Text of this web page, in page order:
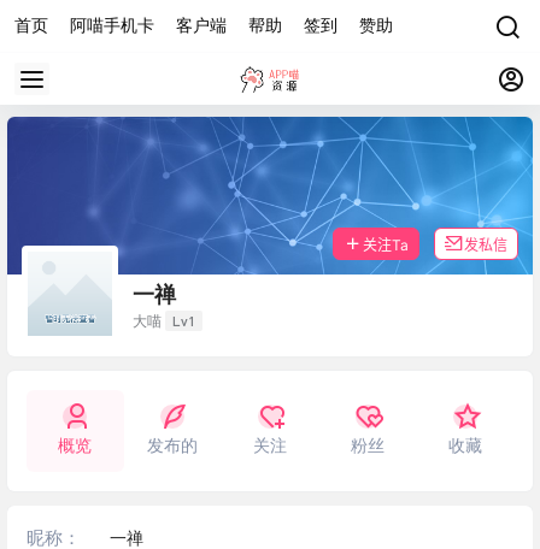
首页 阿喵手机卡 客户端 帮助 签到 赞助
一禅
大喵 Lv1
关注Ta 发私信
概览 发布的 关注 粉丝 收藏
昵称： 一禅